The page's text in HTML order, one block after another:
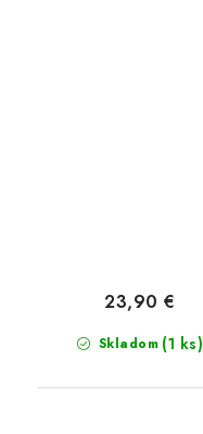
Skladom (1 ks)
23,90 €